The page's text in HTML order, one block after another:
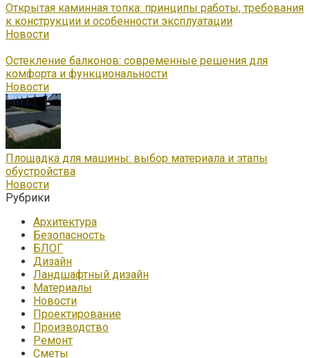
Открытая каминная топка: принципы работы, требования
к конструкции и особенности эксплуатации
Новости
Остекление балконов: современные решения для
комфорта и функциональности
Новости
Площадка для машины: выбор материала и этапы
обустройства
Новости
Рубрики
Архитектура
Безопасность
БЛОГ
Дизайн
Ландшафтный дизайн
Материалы
Новости
Проектирование
Производство
Ремонт
Сметы